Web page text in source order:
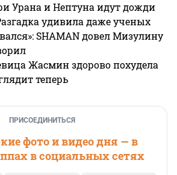
Урана и Нептуна идут дожди
удивила даже ученых
SHAMAN довел Мизулину
Жасмин здорово похудела
теперь
ПРИСОЕДИНИТЬСЯ
фото и видео дня — в
в социальных сетях